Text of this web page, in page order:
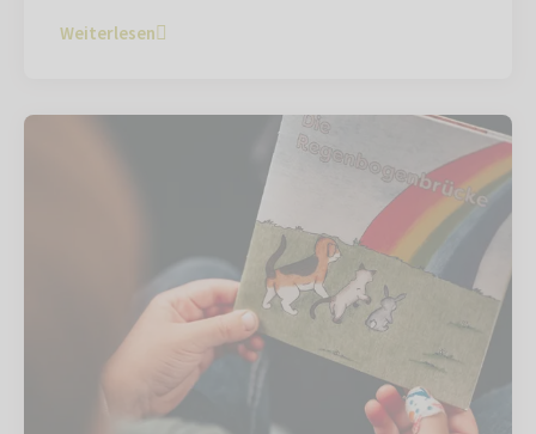
Weiterlesen